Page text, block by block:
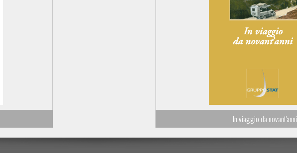
In viaggio da novant'anni